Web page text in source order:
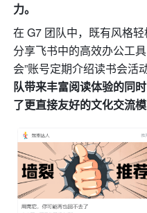
力。
在 G7 团队中，既有风格
分享飞书中的高效办公工
会”账号定期介绍读书会活
队带来丰富阅读体验的同
了更直接友好的文化交流模